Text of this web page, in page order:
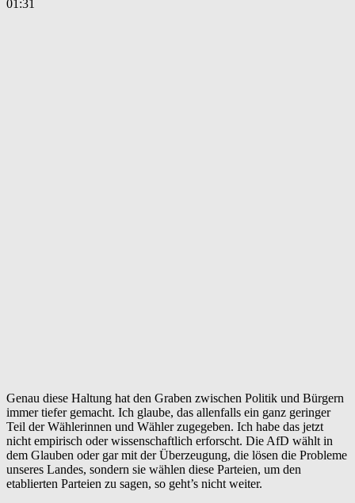
01:31
Genau diese Haltung hat den Graben zwischen Politik und Bürgern
immer tiefer gemacht. Ich glaube, das allenfalls ein ganz geringer
Teil der Wählerinnen und Wähler zugegeben. Ich habe das jetzt
nicht empirisch oder wissenschaftlich erforscht. Die AfD wählt in
dem Glauben oder gar mit der Überzeugung, die lösen die Probleme
unseres Landes, sondern sie wählen diese Parteien, um den
etablierten Parteien zu sagen, so geht’s nicht weiter.